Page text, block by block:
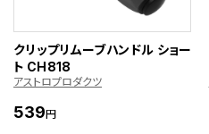
クリップリムーブハンドル ショー
ト CH818
アストロプロダクツ
539円